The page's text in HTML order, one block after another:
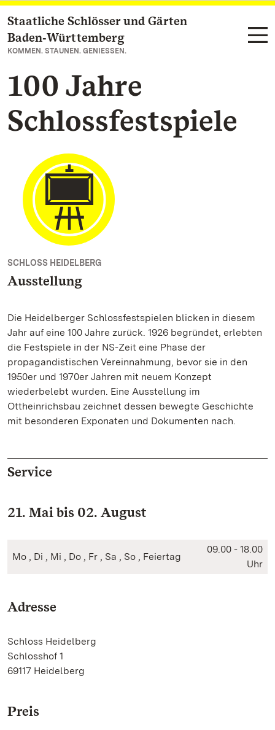
Zum Hauptinhalt springen
Staatliche Schlösser und Gärten
Baden‑Württemberg
KOMMEN. STAUNEN. GENIESSEN.
100 Jahre
Schlossfestspiele
SCHLOSS HEIDELBERG
Ausstellung
Die Heidelberger Schlossfestspielen blicken in diesem
Jahr auf eine 100 Jahre zurück. 1926 begründet, erlebten
die Festspiele in der NS-Zeit eine Phase der
propagandistischen Vereinnahmung, bevor sie in den
1950er und 1970er Jahren mit neuem Konzept
wiederbelebt wurden. Eine Ausstellung im
Ottheinrichsbau zeichnet dessen bewegte Geschichte
mit besonderen Exponaten und Dokumenten nach.
Service
21. Mai bis 02. August
Mo , Di , Mi , Do , Fr , Sa , So , Feiertag
09.00 - 18.00
Uhr
Adresse
Schloss Heidelberg
Schlosshof 1
69117 Heidelberg
Preis